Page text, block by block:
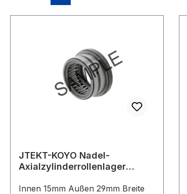
JTEKT-KOYO Nadel-
Axialzylinderrollenlager
Innen 15mm Außen 29mm Breite